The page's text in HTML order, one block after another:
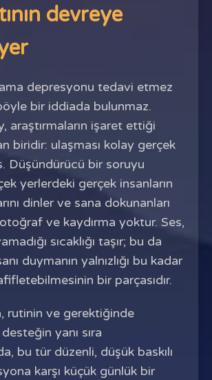
devreye
depresyonu tedavi etmez
bir iddiada bulunmaz.
araştırmaların işaret ettiği
biridir: ulaşması kolay gerçek
Düşündürücü bir soruyu
yerlerdeki gerçek insanların
dinler ve sana dokunanları
ve kaydırma yoktur. Ses,
sıcaklığı taşır; bu da
duymanın yalnızlığı bu kadar
bir parçasıdır.
rutinin ve gerektiğinde
yanı sıra
bu tür düzenli, düşük baskılı
karşı küçük günlük bir